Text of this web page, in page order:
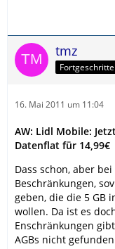
tmz
16. Mai 2011 um 11:04
AW: Lidl Mobile:
Datenflat für 14,99€
Dass schon, aber
Beschränkungen,
geben, die die 5 GB
wollen. Da ist es
Enschränkungen
AGBs nicht